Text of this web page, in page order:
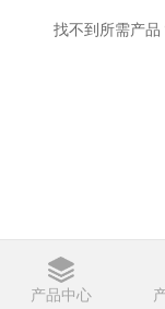
找不到所需产
产品中心